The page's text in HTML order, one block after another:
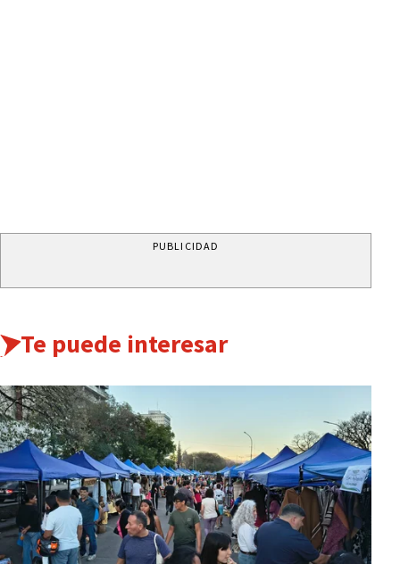
PUBLICIDAD
Te puede interesar